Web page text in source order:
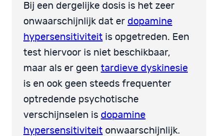
Bij een dergelijke dosis is het zeer
onwaarschijnlijk dat er dopamine
hypersensitiviteit is opgetreden. Een
test hiervoor is niet beschikbaar,
maar als er geen tardieve dyskinesie
is en ook geen steeds frequenter
optredende psychotische
verschijnselen is dopamine
hypersensitiviteit onwaarschijnlijk.